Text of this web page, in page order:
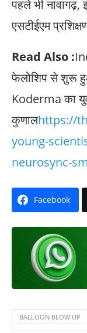
पहले भी नावागढ़,
एसटीईएम
Read Also :
फेलोशिप से शुरू
Koderma का
कुणालhttps://
young-
neurosync-
Facebook
BALLOON BLOW UP